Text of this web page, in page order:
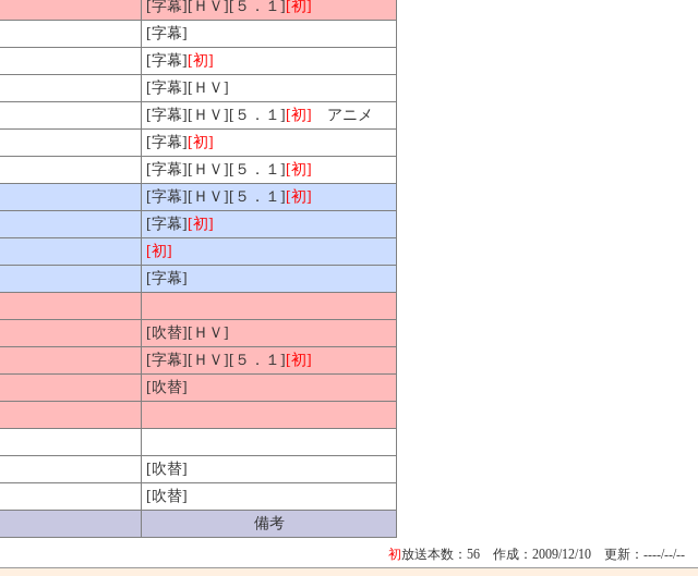
備考
[字幕][ＨＶ][５．１][初]
[字幕]
[字幕][初]
[字幕][ＨＶ]
[字幕][ＨＶ][５．１][初] アニメ
[字幕][初]
[字幕][ＨＶ][５．１][初]
[字幕][ＨＶ][５．１][初]
[字幕][初]
[初]
[字幕]
[吹替][ＨＶ]
[字幕][ＨＶ][５．１][初]
[吹替]
[吹替]
[吹替]
初放送本数：56 作成：2009/12/10 更新：----/--/--